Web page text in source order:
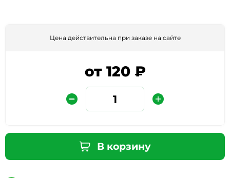
Цена действительна при заказе на сайте
от 120 ₽
В корзину
Защита от автоматических сообщений
Введите слово на картинке